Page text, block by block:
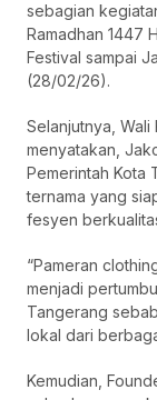
sebagian
Ramadhan 1447
Festival sampai
(28/02/26).
Selanjutnya,
menyatakan,
Pemerintah Kota
ternama yang
fesyen
“Pameran
menjadi
Tangerang
lokal dari
Kemudian,